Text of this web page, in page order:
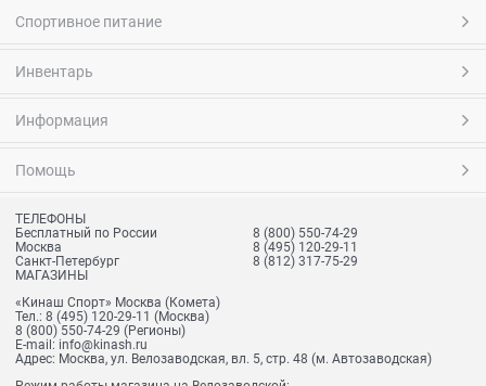
Спортивное питание
Инвентарь
Информация
Помощь
ТЕЛЕФОНЫ
Бесплатный по России
8 (800) 550-74-29
Москва
8 (495) 120-29-11
Санкт-Петербург
8 (812) 317-75-29
МАГАЗИНЫ
«Кинаш Спорт» Москва (Комета)
Тел.: 8 (495) 120-29-11 (Москва)
8 (800) 550-74-29 (Регионы)
E-mail: info@kinash.ru
Адрес: Москва, ул. Велозаводская, вл. 5, стр. 48 (м. Автозаводская)